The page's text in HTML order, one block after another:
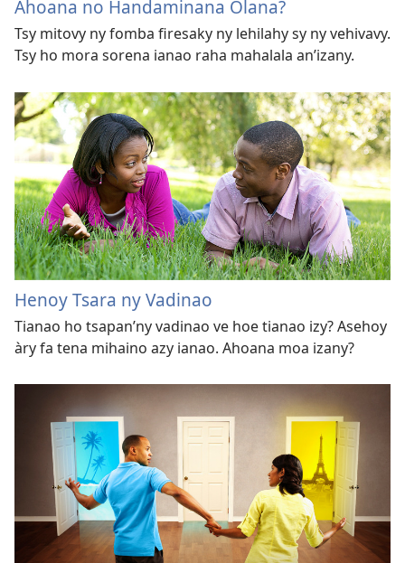
Ahoana no Handaminana Olana?
Tsy mitovy ny fomba firesaky ny lehilahy sy ny vehivavy.
Tsy ho mora sorena ianao raha mahalala an’izany.
Henoy Tsara ny Vadinao
Tianao ho tsapan’ny vadinao ve hoe tianao izy? Asehoy
àry fa tena mihaino azy ianao. Ahoana moa izany?